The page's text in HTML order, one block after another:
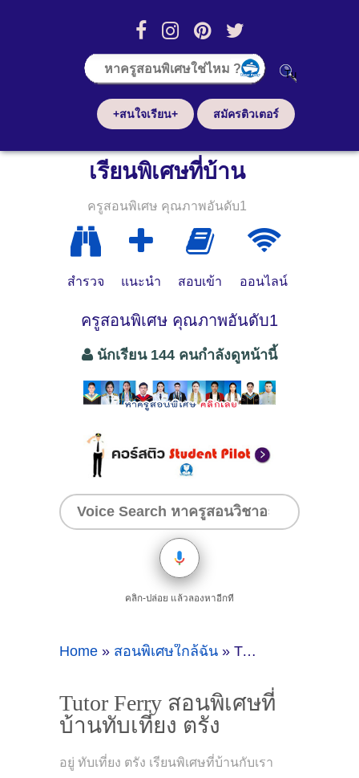
+สนใจเรียน+ สมัครติวเตอร์
เรียนพิเศษที่บ้าน
ครูสอนพิเศษ คุณภาพอันดับ1
สำรวจ แนะนำ สอบเข้า ออนไลน์
ครูสอนพิเศษ คุณภาพอันดับ1
นักเรียน 144 คนกำลังดูหน้านี้
คลิก-ปล่อย แล้วลองหาอีกที
Home » สอนพิเศษใกล้ฉัน » Tutor Ferry สอนพิเศษที่บ้านทับเที่ยง ตรัง
Tutor Ferry สอนพิเศษที่
บ้านทับเที่ยง ตรัง
อยู่ ทับเที่ยง ตรัง เรียนพิเศษที่บ้านกับเรา